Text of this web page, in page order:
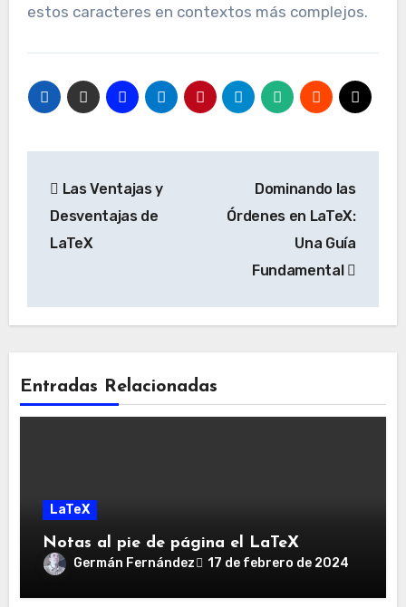
estos caracteres en contextos más complejos.
de
entradas
Las Ventajas y
Desventajas de
LaTeX
Dominando las
Órdenes en LaTeX:
Una Guía
Fundamental
Entradas Relacionadas
LaTeX
Notas al pie de página el LaTeX
Germán Fernández 17 de febrero de 2024